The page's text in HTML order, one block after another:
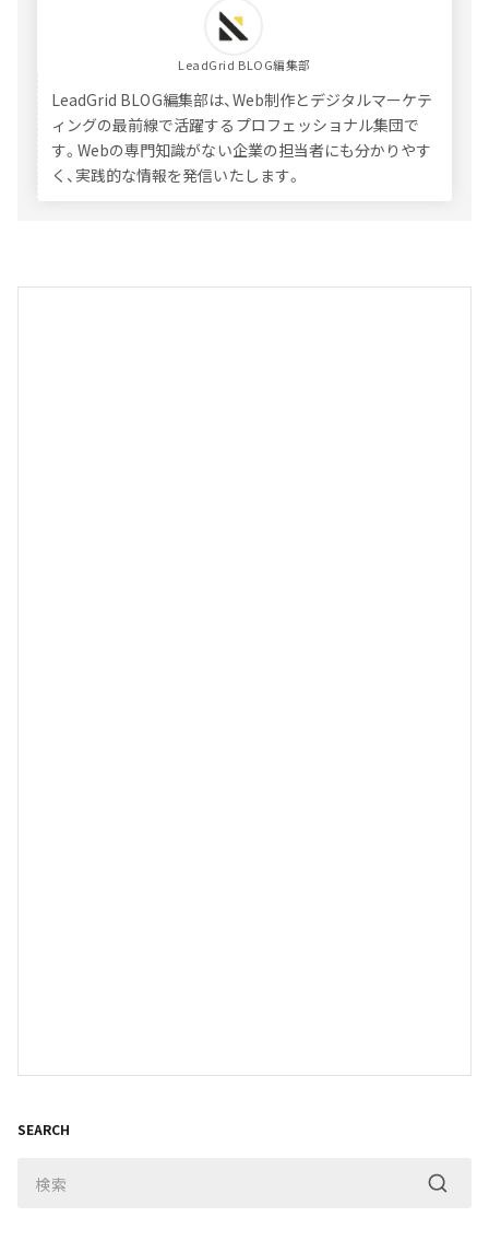
LeadGrid BLOG編集部
LeadGrid BLOG編集部は、Web制作とデジタルマーケテ
ィングの最前線で活躍するプロフェッショナル集団で
す。Webの専門知識がない企業の担当者にも分かりやす
く、実践的な情報を発信いたします。
SEARCH